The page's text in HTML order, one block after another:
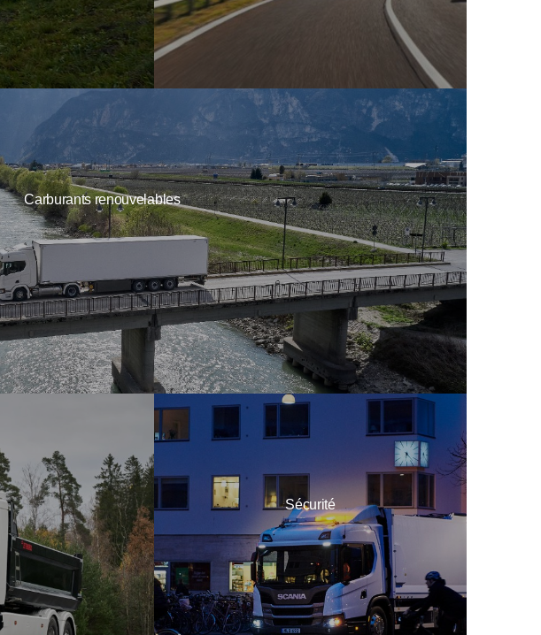
Carburants renouvelables
Sécurité